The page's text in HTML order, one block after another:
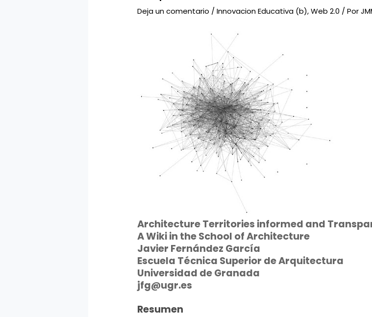
Deja un comentario /Innovacion Educativa (b),Web 2.0 / Por
Architecture Territories informed and
A Wiki in the School of Architecture
Javier Fernández García
Escuela Técnica Superior de Arquitectura
Universidad de Granada
jfg@ugr.es
Resumen